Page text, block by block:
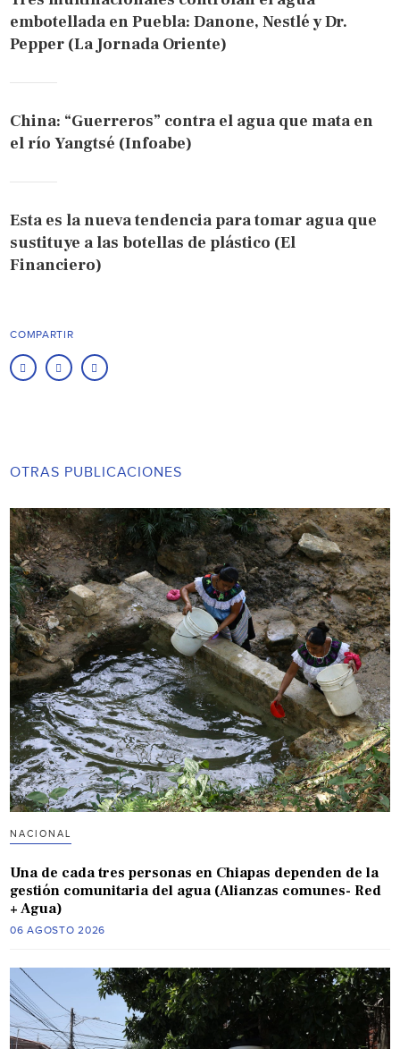
embotellada en Puebla: Danone, Nestlé y Dr.
Pepper (La Jornada Oriente)
China: “Guerreros” contra el agua que mata en
el río Yangtsé (Infoabe)
Esta es la nueva tendencia para tomar agua que
sustituye a las botellas de plástico (El
Financiero)
COMPARTIR
OTRAS PUBLICACIONES
NACIONAL
Una de cada tres personas en Chiapas dependen de la
gestión comunitaria del agua (Alianzas comunes- Red
+ Agua)
06 AGOSTO 2026